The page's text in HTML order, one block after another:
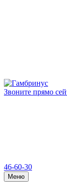
Звоните прямо
46-60-30
Меню